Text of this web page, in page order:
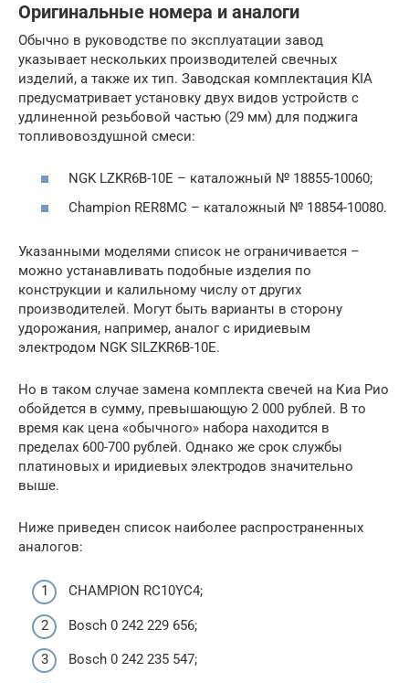
Оригинальные номера и аналоги
Обычно в руководстве по эксплуатации завод
указывает нескольких производителей свечных
изделий, а также их тип. Заводская комплектация KIA
предусматривает установку двух видов устройств с
удлиненной резьбовой частью (29 мм) для поджига
топливовоздушной смеси:
NGK LZKR6B-10E – каталожный № 18855-10060;
Champion RER8MC – каталожный № 18854-10080.
Указанными моделями список не ограничивается –
можно устанавливать подобные изделия по
конструкции и калильному числу от других
производителей. Могут быть варианты в сторону
удорожания, например, аналог с иридиевым
электродом NGK SILZKR6B-10E.
Но в таком случае замена комплекта свечей на Киа Рио
обойдется в сумму, превышающую 2 000 рублей. В то
время как цена «обычного» набора находится в
пределах 600-700 рублей. Однако же срок службы
платиновых и иридиевых электродов значительно
выше.
Ниже приведен список наиболее распространенных
аналогов:
CHAMPION RC10YC4;
Bosch 0 242 229 656;
Bosch 0 242 235 547;